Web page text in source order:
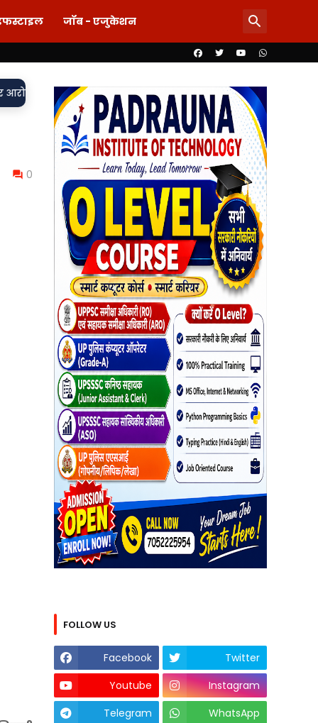
जॉब - एजुकेशन
चित्रगुप्त मंदिर में गूंजा श्रद्धा का स्वर, पीठाधीश्वर अजयश्रीदास महाराज
0
FOLLOW US
Facebook
Twitter
Youtube
Instagram
Telegram
WhatsApp